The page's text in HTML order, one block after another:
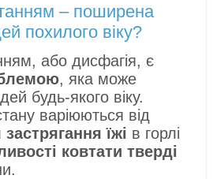
– поширена
похилого віку?
або дисфагія, є
, яка може
будь-якого віку.
варіюються від
їжі в горлі
ковтати тверді